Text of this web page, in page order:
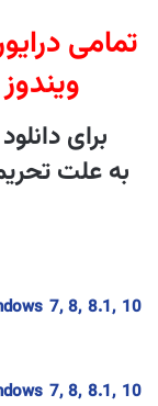
ویندوز 10 – 64 بیتی میباشد
7, 8, 8.1, 10
7, 8, 8.1, 10